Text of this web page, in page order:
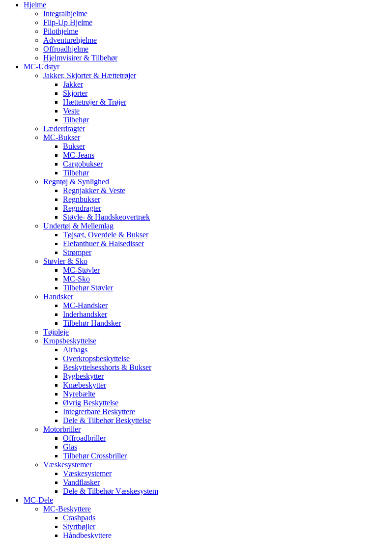
Hjelme
Integralhjelme
Flip-Up Hjelme
Pilothjelme
Adventurehjelme
Offroadhjelme
Hjelmvisirer & Tilbehør
MC-Udstyr
Jakker, Skjorter & Hættetrøjer
Jakker
Skjorter
Hættetrøjer & Trøjer
Veste
Tilbehør
Læderdragter
MC-Bukser
Bukser
MC-Jeans
Cargobukser
Tilbehør
Regntøj & Synlighed
Regnjakker & Veste
Regnbukser
Regndragter
Støvle- & Handskeovertræk
Undertøj & Mellemlag
Tøjsæt, Overdele & Bukser
Elefanthuer & Halsedisser
Strømper
Støvler & Sko
MC-Støvler
MC-Sko
Tilbehør Støvler
Handsker
MC-Handsker
Inderhandsker
Tilbehør Handsker
Tøjpleje
Kropsbeskyttelse
Airbags
Overkropsbeskyttelse
Beskyttelsesshorts & Bukser
Rygbeskytter
Knæbeskytter
Nyrebælte
Øvrig Beskyttelse
Integrerbare Beskyttere
Dele & Tilbehør Beskyttelse
Motorbriller
Offroadbriller
Glas
Tilbehør Crossbriller
Væskesystemer
Væskesystemer
Vandflasker
Dele & Tilbehør Væskesystem
MC-Dele
MC-Beskyttere
Crashpads
Styrtbøjler
Håndbeskyttere